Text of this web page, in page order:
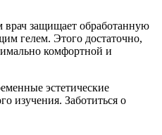
защищает обработанную
гелем. Этого достаточно,
комфортной и
эстетические
изучения. Заботиться о